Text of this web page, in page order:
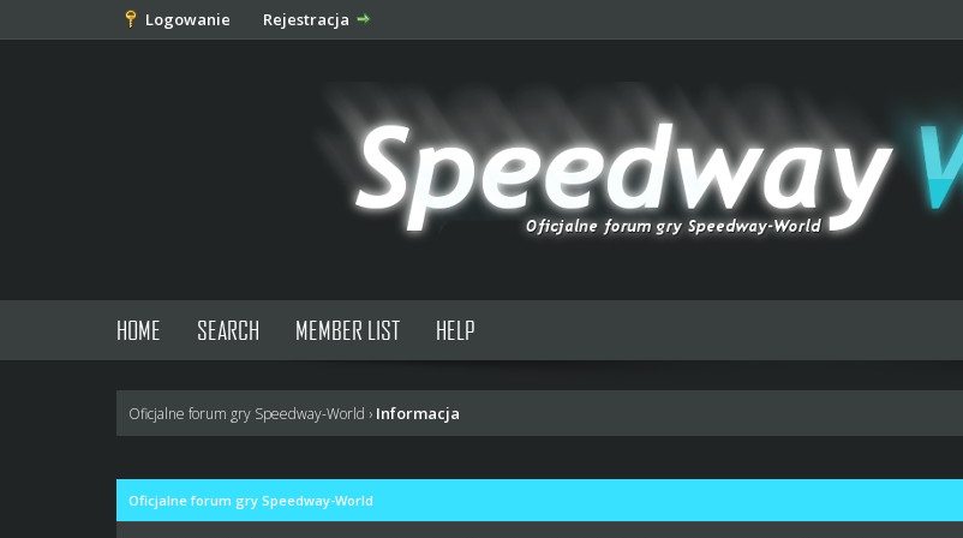
Logowanie Rejestracja
HOME SEARCH MEMBER LIST HELP
Oficjalne forum gry Speedway-World › Informacja
Oficjalne forum gry Speedway-World